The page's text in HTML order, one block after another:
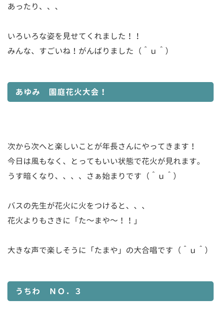
あったり、、、
いろいろな姿を見せてくれました！！
みんな、すごいね！がんばりました（＾ｕ＾）
あゆみ 園庭花火大会！
次から次へと楽しいことが年長さんにやってきます！
今日は風もなく、とってもいい状態で花火が見れます。
うす暗くなり、、、、さぁ始まりです（＾ｕ＾）
バスの先生が花火に火をつけると、、、
花火よりもさきに「た～まや～！！」
大きな声で楽しそうに「たまや」の大合唱です（＾ｕ＾）
うちわ ＮＯ．３